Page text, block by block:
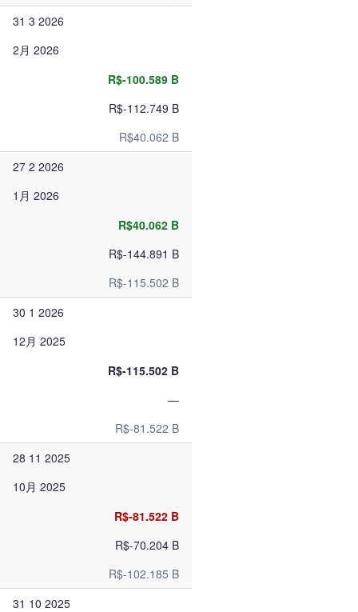
31 3 2026
2月 2026
R$-100.589 B
R$-112.749 B
R$40.062 B
27 2 2026
1月 2026
R$40.062 B
R$-144.891 B
R$-115.502 B
30 1 2026
12月 2025
R$-115.502 B
—
R$-81.522 B
28 11 2025
10月 2025
R$-81.522 B
R$-70.204 B
R$-102.185 B
31 10 2025